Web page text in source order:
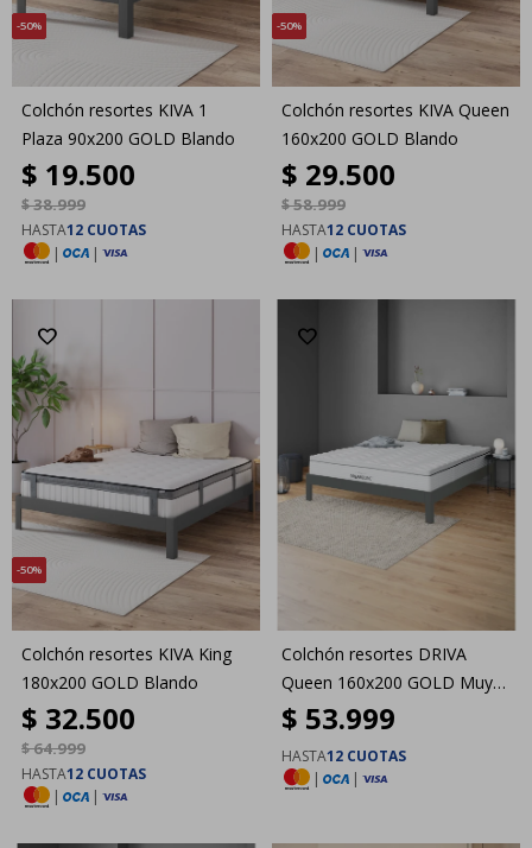
50
Colchón resortes KIVA 1
Plaza 90x200 GOLD Blando
$ 19.500
$38.999
HASTA12 CUOTAS
|
|
50
Colchón resortes KIVA Queen
160x200 GOLD Blando
$ 29.500
$58.999
HASTA12 CUOTAS
|
|
50
Colchón resortes KIVA King
180x200 GOLD Blando
$ 32.500
$64.999
HASTA12 CUOTAS
|
|
Colchón resortes DRIVA
Queen 160x200 GOLD Muy
firme
$ 53.999
HASTA12 CUOTAS
|
|